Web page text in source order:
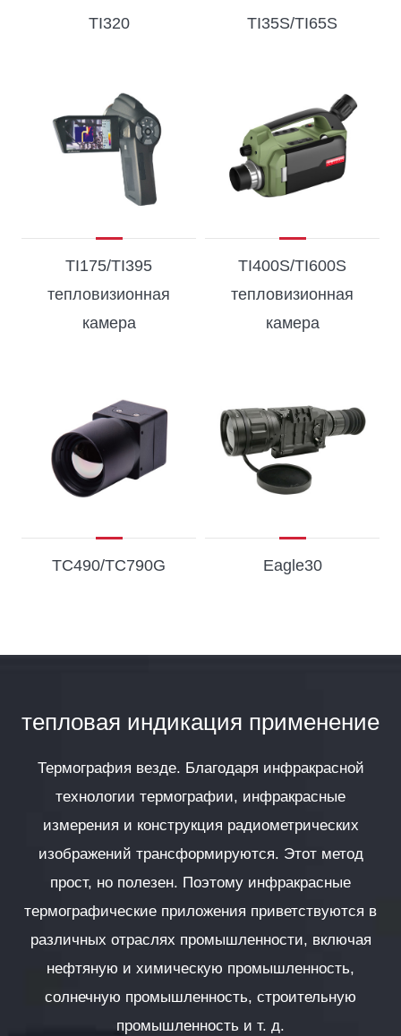
TI320 TI35S/TI65S
TI175/TI395
тепловизионная
камера
TI400S/TI600S
тепловизионная
камера
TC490/TC790G Eagle30
тепловая индикация применение
Термография везде. Благодаря инфракрасной
технологии термографии, инфракрасные
измерения и конструкция радиометрических
изображений трансформируются. Этот метод
прост, но полезен. Поэтому инфракрасные
термографические приложения приветствуются в
различных отраслях промышленности, включая
нефтяную и химическую промышленность,
солнечную промышленность, строительную
промышленность и т. д.